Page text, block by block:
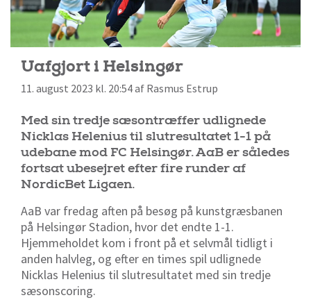
Uafgjort i Helsingør
11. august 2023 kl. 20:54 af Rasmus Estrup
Med sin tredje sæsontræffer udlignede
Nicklas Helenius til slutresultatet 1-1 på
udebane mod FC Helsingør. AaB er således
fortsat ubesejret efter fire runder af
NordicBet Ligaen.
AaB var fredag aften på besøg på kunstgræsbanen
på Helsingør Stadion, hvor det endte 1-1.
Hjemmeholdet kom i front på et selvmål tidligt i
anden halvleg, og efter en times spil udlignede
Nicklas Helenius til slutresultatet med sin tredje
sæsonscoring.